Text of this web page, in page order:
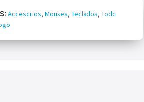
Accesorios, Mouses, Teclados, Todo